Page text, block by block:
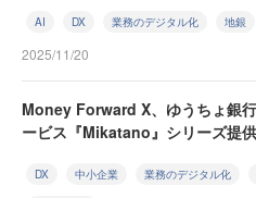
AI DX 業務のデジタル化 地銀
2025/11/20
Money Forward X、ゆうちょ銀
ービス『Mikatano』シリーズ提供
DX 中小企業 業務のデジタル化